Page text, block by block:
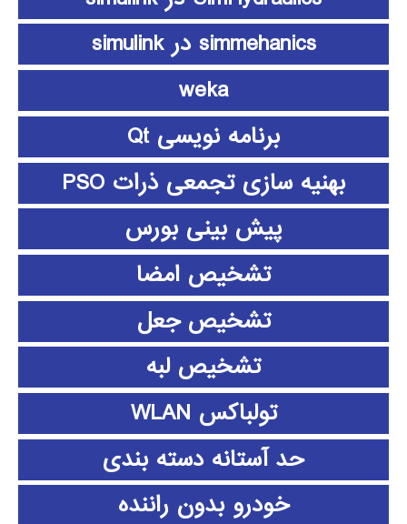
simmehanics در simulink
weka
برنامه نویسی Qt
بهنیه سازی تجمعی ذرات PSO
پیش بینی بورس
تشخیص امضا
تشخیص جعل
تشخیص لبه
تولباکس WLAN
حد آستانه دسته بندی
خودرو بدون راننده